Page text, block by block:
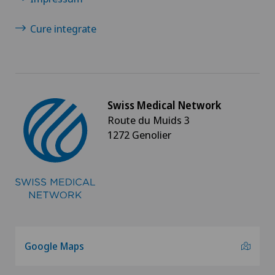
Morbo di Basedow
Nascita
Nefrologia
Neuralgia pudenda
Cure integrate
Swiss Medical Network
Route du Muids 3
1272 Genolier
Google Maps